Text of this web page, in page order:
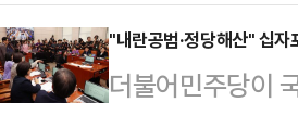
했다.…
다. 서울과 인천,
강수량은 ▲서
으로 퇴행적인
흐름은 한풀 꺾
"내란공범·정당해산" 십
더불어민주당이